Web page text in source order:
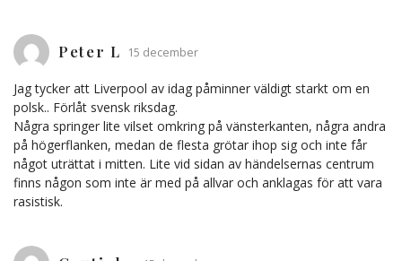
Peter L 15 december
Jag tycker att Liverpool av idag påminner väldigt starkt om en
polsk.. Förlåt svensk riksdag.
Några springer lite vilset omkring på vänsterkanten, några andra
på högerflanken, medan de flesta grötar ihop sig och inte får
något uträttat i mitten. Lite vid sidan av händelsernas centrum
finns någon som inte är med på allvar och anklagas för att vara
rasistisk.